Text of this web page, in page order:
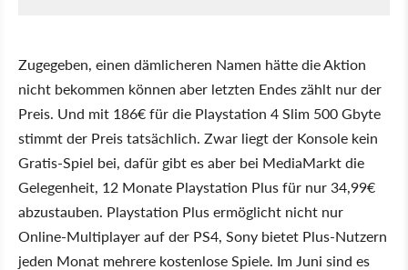
Zugegeben, einen dämlicheren Namen hätte die Aktion
nicht bekommen können aber letzten Endes zählt nur der
Preis. Und mit 186€ für die Playstation 4 Slim 500 Gbyte
stimmt der Preis tatsächlich. Zwar liegt der Konsole kein
Gratis-Spiel bei, dafür gibt es aber bei MediaMarkt die
Gelegenheit, 12 Monate Playstation Plus für nur 34,99€
abzustauben. Playstation Plus ermöglicht nicht nur
Online-Multiplayer auf der PS4, Sony bietet Plus-Nutzern
jeden Monat mehrere kostenlose Spiele. Im Juni sind es